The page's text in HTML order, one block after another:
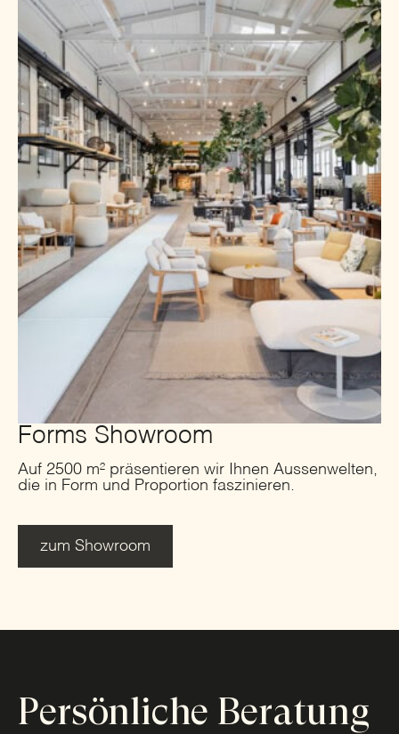
Forms Showroom
Auf 2500 m² präsentieren wir Ihnen Aussenwelten,
die in Form und Proportion faszinieren.
zum Showroom
Persönliche Beratung